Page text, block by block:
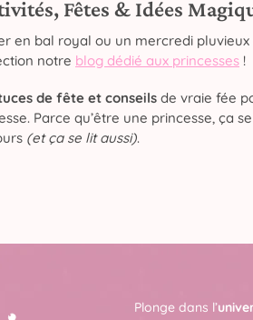
Fêtes & Idées
en bal royal ou un mercredi pluvieux
notre blog dédié aux princesses !
de fête et conseilsde vraie fée
Parce qu’être une princesse, ça
(et ça se lit aussi).
Plonge dans l’